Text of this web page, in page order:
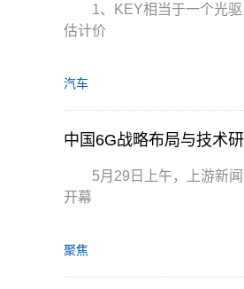
1、KEY相当于一个光
估计价
汽车
中国6G战略布局与技术
5月29日上午，上游新
开幕
聚焦